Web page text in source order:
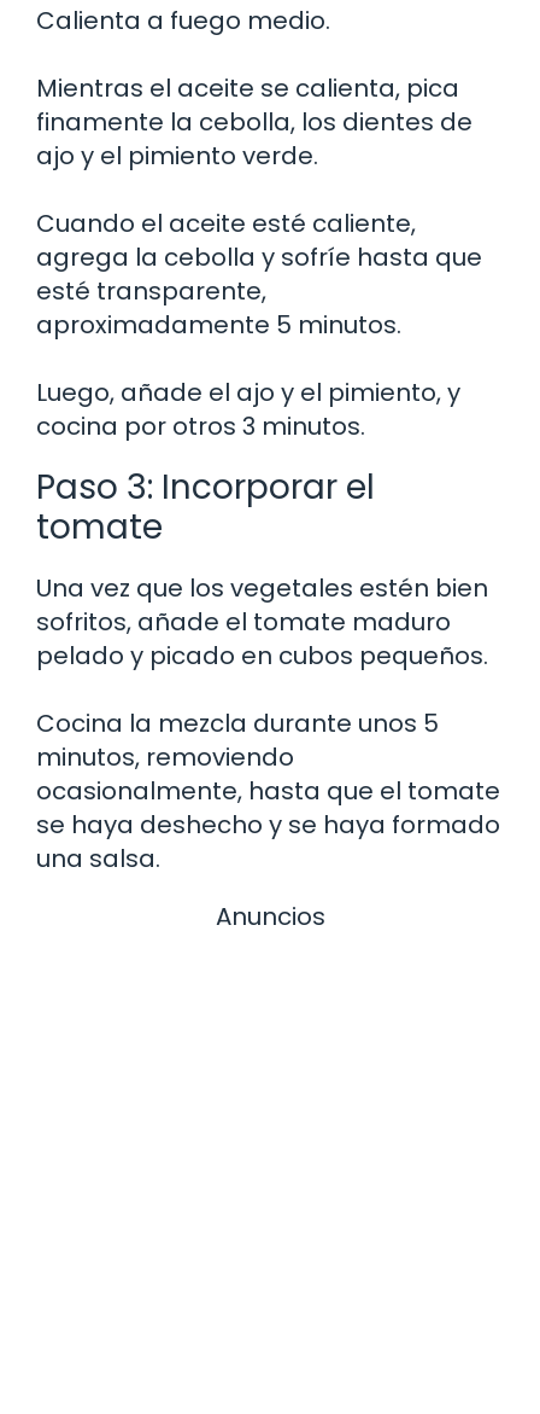
Calienta a fuego medio.
Mientras el aceite se calienta, pica
finamente la cebolla, los dientes de
ajo y el pimiento verde.
Cuando el aceite esté caliente,
agrega la cebolla y sofríe hasta que
esté transparente,
aproximadamente 5 minutos.
Luego, añade el ajo y el pimiento, y
cocina por otros 3 minutos.
Paso 3: Incorporar el
tomate
Una vez que los vegetales estén bien
sofritos, añade el tomate maduro
pelado y picado en cubos pequeños.
Cocina la mezcla durante unos 5
minutos, removiendo
ocasionalmente, hasta que el tomate
se haya deshecho y se haya formado
una salsa.
Anuncios